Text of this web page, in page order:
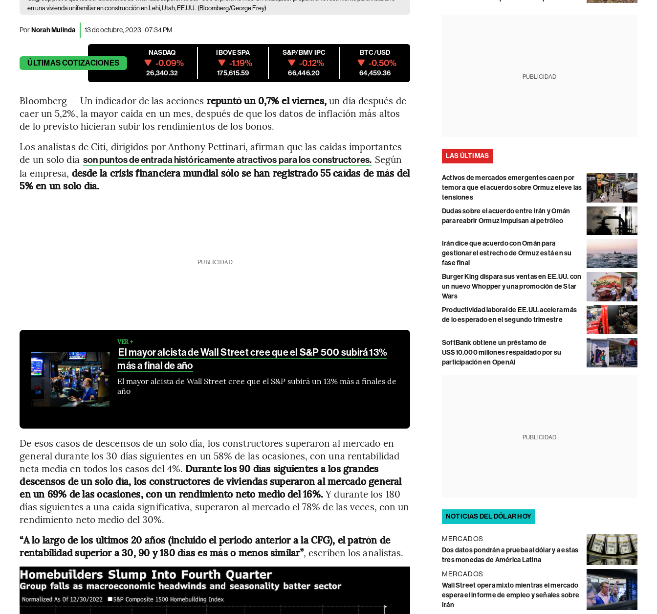
en una vivienda unifamiliar en construcción en Lehi, Utah, EE.UU. (Bloomberg/George Frey)
PorNorah Mulinda 13 de octubre, 2023 | 07:34 PM
ÚLTIMASCOTIZACIONES
NASDAQ
-0.09%
26,340.32
IBOVESPA
-1.19%
175,615.59
S&P/BMV IPC
-0.12%
66,446.20
BTC/USD
-0.50%
64,459.36
Bloomberg — Un indicador de las acciones repuntó un 0,7% el viernes,un día después de
caer un 5,2%, la mayor caída en un mes, después de que los datos de inflación más altos
de lo previsto hicieran subir los rendimientos de los bonos.
Los analistas de Citi, dirigidos por Anthony Pettinari, afirman que las caídas importantes
de un solo día son puntos de entrada históricamente atractivos para los constructores. Según
la empresa, desde la crisis financiera mundial sólo se han registrado 55 caídas de más del
5% en un solo día.
PUBLICIDAD
VER +
El mayor alcista de Wall Street cree que el S&P 500 subirá 13%
más a final de año
El mayor alcista de Wall Street cree que el S&P subirá un 13% más a finales de
año
De esos casos de descensos de un solo día, los constructores superaron al mercado en
general durante los 30 días siguientes en un 58% de las ocasiones, con una rentabilidad
neta media en todos los casos del 4%. Durante los 90 días siguientes a los grandes
descensos de un solo día, los constructores de viviendas superaron al mercado general
en un 69% de las ocasiones, con un rendimiento neto medio del 16%.Y durante los 180
días siguientes a una caída significativa, superaron al mercado el 78% de las veces, con un
rendimiento neto medio del 30%.
“A lo largo de los últimos 20 años (incluido el periodo anterior a la CFG), el patrón de
rentabilidad superior a 30, 90 y 180 días es más o menos similar”, escriben los analistas.
PUBLICIDAD
LAS ÚLTIMAS
Activos de mercados emergentes caen por
temor a que el acuerdo sobre Ormuz eleve las
tensiones
Dudas sobre el acuerdo entre Irán y Omán
para reabrir Ormuz impulsan al petróleo
Irán dice que acuerdo con Omán para
gestionar el estrecho de Ormuz está en su
fase final
Burger King dispara sus ventas en EE.UU. con
un nuevo Whopper y una promoción de Star
Wars
Productividad laboral de EE.UU. acelera más
de lo esperado en el segundo trimestre
SoftBank obtiene un préstamo de
US$10.000 millones respaldado por su
participación en OpenAI
PUBLICIDAD
NOTICIAS DEL DÓLAR HOY
MERCADOS
Dos datos pondrán a prueba al dólar y a estas
tres monedas de América Latina
MERCADOS
Wall Street opera mixto mientras el mercado
espera el informe de empleo y señales sobre
Irán